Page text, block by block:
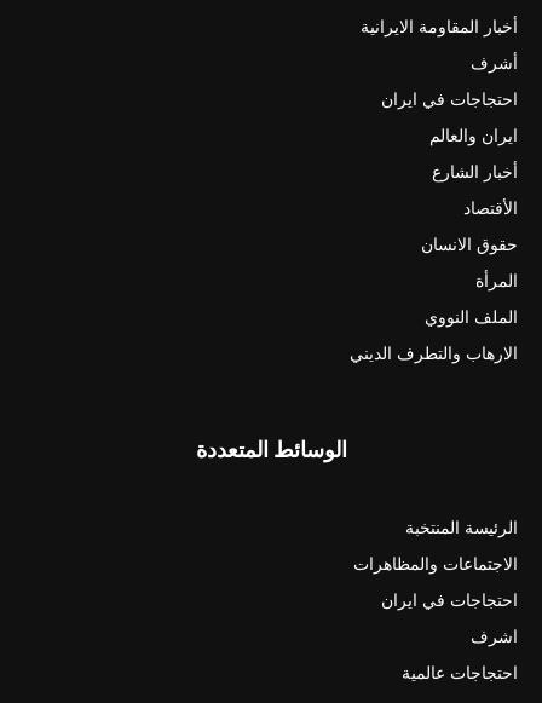
أخبار المقاومة الايرانية
أشرف
احتجاجات في ايران
ايران والعالم
أخبار الشارع
الأقتصاد
حقوق الانسان
المرأة
الملف النووي
الارهاب والتطرف الديني
الوسائط المتعددة
الرئيسة المنتخبة
الاجتماعات والمظاهرات
احتجاجات في ايران
اشرف
احتجاجات عالمية